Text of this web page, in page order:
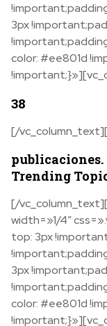
3px
color: #ee801d
38
[/
publicaciones.
Trending
[/
width=»1/4″
top: 3px
3px
color: #ee801d